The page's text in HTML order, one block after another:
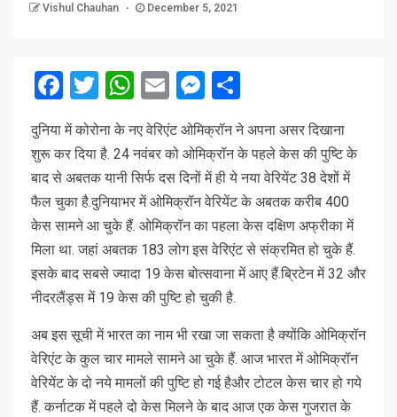
Vishul Chauhan December 5, 2021
Facebook
Twitter
WhatsApp
EmailMessenger
दुनिया में कोरोना के नए वेरिएंट ओमिक्रॉन ने अपना असर दिखाना
शुरू कर दिया है. 24 नवंबर को ओमिक्रॉन के पहले केस की पुष्टि के
बाद से अबतक यानी सिर्फ दस दिनों में ही ये नया वेरियेंट 38 देशों में
फैल चुका है.दुनियाभर में ओमिक्रॉन वेरियेंट के अबतक करीब 400
केस सामने आ चुके हैं. ओमिक्रॉन का पहला केस दक्षिण अफ्रीका में
मिला था. जहां अबतक 183 लोग इस वेरिएंट से संक्रमित हो चुके हैं.
इसके बाद सबसे ज्यादा 19 केस बोत्सवाना में आए हैं.ब्रिटेन में 32 और
नीदरलैंड्स में 19 केस की पुष्टि हो चुकी है.
अब इस सूची में भारत का नाम भी रखा जा सकता है क्योंकि ओमिक्रॉन
वेरिएंट के कुल चार मामले सामने आ चुके हैं. आज भारत में ओमिक्रॉन
वेरियेंट के दो नये मामलों की पुष्टि हो गई हैऔर टोटल केस चार हो गये
हैं. कर्नाटक में पहले दो केस मिलने के बाद आज एक केस गुजरात के